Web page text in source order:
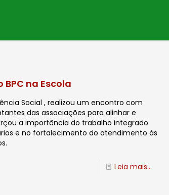
na Escola
Social , realizou um encontro com
das associações para alinhar e
a importância do trabalho integrado
e no fortalecimento do atendimento às
Leia mais...